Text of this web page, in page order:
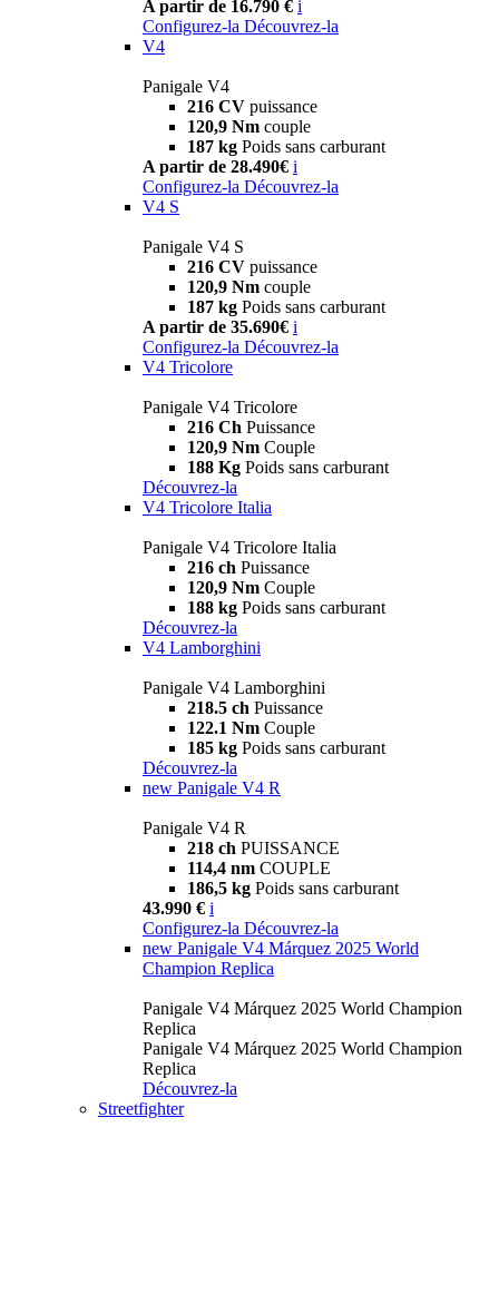
A partir de 16.790 € i
Configurez-la Découvrez-la
V4
Panigale V4
216 CV puissance
120,9 Nm couple
187 kg Poids sans carburant
A partir de 28.490€ i
Configurez-la Découvrez-la
V4 S
Panigale V4 S
216 CV puissance
120,9 Nm couple
187 kg Poids sans carburant
A partir de 35.690€ i
Configurez-la Découvrez-la
V4 Tricolore
Panigale V4 Tricolore
216 Ch Puissance
120,9 Nm Couple
188 Kg Poids sans carburant
Découvrez-la
V4 Tricolore Italia
Panigale V4 Tricolore Italia
216 ch Puissance
120,9 Nm Couple
188 kg Poids sans carburant
Découvrez-la
V4 Lamborghini
Panigale V4 Lamborghini
218.5 ch Puissance
122.1 Nm Couple
185 kg Poids sans carburant
Découvrez-la
new Panigale V4 R
Panigale V4 R
218 ch PUISSANCE
114,4 nm COUPLE
186,5 kg Poids sans carburant
43.990 € i
Configurez-la Découvrez-la
new Panigale V4 Márquez 2025 World
Champion Replica
Panigale V4 Márquez 2025 World Champion
Replica
Panigale V4 Márquez 2025 World Champion
Replica
Découvrez-la
Streetfighter